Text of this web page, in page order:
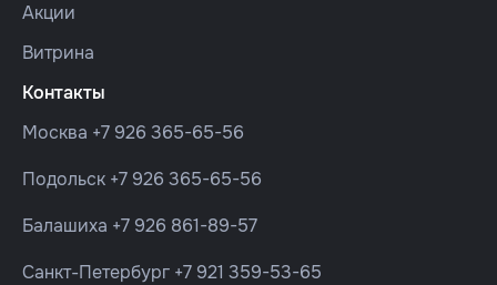
Акции
Витрина
Контакты
Москва +7 926 365-65-56
Подольск +7 926 365-65-56
Балашиха +7 926 861-89-57
Санкт-Петербург +7 921 359-53-65